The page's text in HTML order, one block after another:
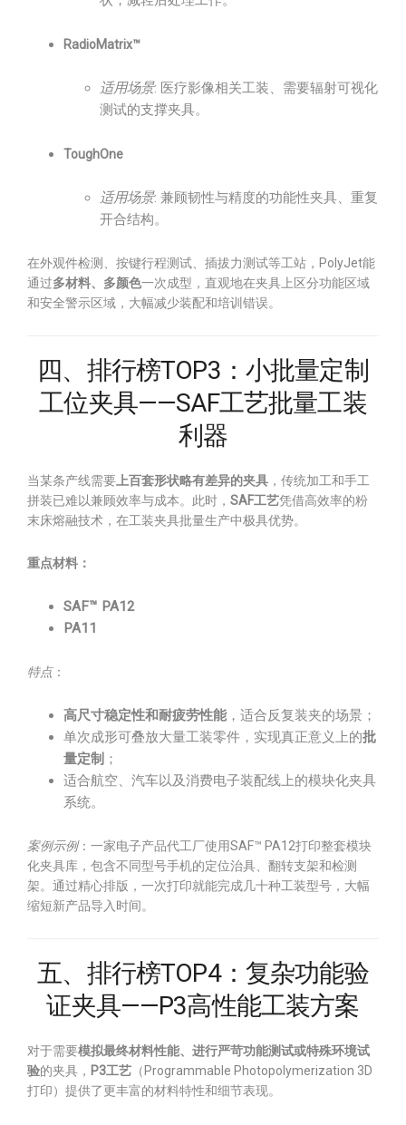
RadioMatrix™
适用场景: 医疗影像相关工装、需要辐射可视化
测试的支撑夹具。
ToughOne
适用场景: 兼顾韧性与精度的功能性夹具、重复
开合结构。
在外观件检测、按键行程测试、插拔力测试等工站，PolyJet能
通过多材料、多颜色一次成型，直观地在夹具上区分功能区域
和安全警示区域，大幅减少装配和培训错误。
四、排行榜TOP3：小批量定制
工位夹具——SAF工艺批量工装
利器
当某条产线需要 上百套形状略有差异的夹具 ，传统加工和手工
拼装已难以兼顾效率与成本。此时， SAF工艺凭借高效率的粉
末床熔融技术，在工装夹具批量生产中极具优势。
重点材料：
SAF™ PA12
PA11
特点：
高尺寸稳定性和耐疲劳性能 ，适合反复装夹的场景；
单次成形可叠放大量工装零件，实现真正意义上的批
量定制 ；
适合航空、汽车以及消费电子装配线上的模块化夹具
系统。
案例示例：一家电子产品代工厂使用SAF™ PA12打印整套模块
化夹具库，包含不同型号手机的定位治具、翻转支架和检测
架。通过精心排版，一次打印就能完成几十种工装型号，大幅
缩短新产品导入时间。
五、排行榜TOP4：复杂功能验
证夹具——P3高性能工装方案
对于需要模拟最终材料性能、进行严苛功能测试或特殊环境试
验的夹具， P3工艺 （Programmable Photopolymerization 3D
打印）提供了更丰富的材料特性和细节表现。